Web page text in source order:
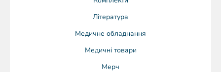
Література
Медичне обладнання
Медичні товари
Мерч